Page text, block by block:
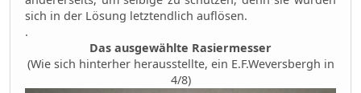
sich in der Lösung letztendlich auflösen.
.
Das ausgewählte Rasiermesser
(Wie sich hinterher herausstellte, ein E.F.Weversbergh in
4/8)